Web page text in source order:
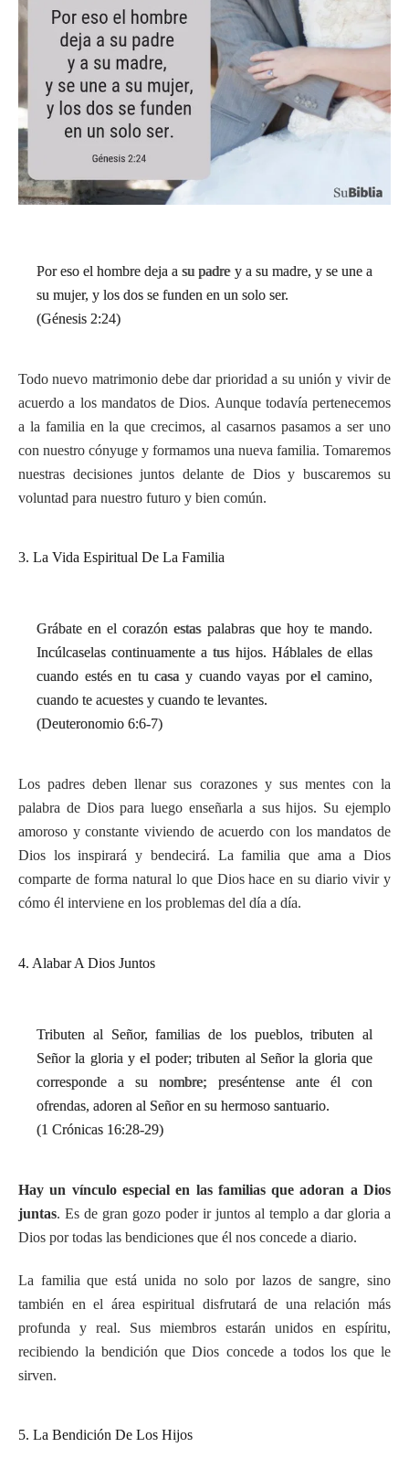
Por eso el hombre deja a su padre y a su madre, y se une a
su mujer, y los dos se funden en un solo ser.
(Génesis 2:24)
Todo nuevo matrimonio debe dar prioridad a su unión y vivir de
acuerdo a los mandatos de Dios. Aunque todavía pertenecemos
a la familia en la que crecimos, al casarnos pasamos a ser uno
con nuestro cónyuge y formamos una nueva familia. Tomaremos
nuestras decisiones juntos delante de Dios y buscaremos su
voluntad para nuestro futuro y bien común.
3. La Vida Espiritual De La Familia
Grábate en el corazón estas palabras que hoy te mando.
Incúlcaselas continuamente a tus hijos. Háblales de ellas
cuando estés en tu casa y cuando vayas por el camino,
cuando te acuestes y cuando te levantes.
(Deuteronomio 6:6-7)
Los padres deben llenar sus corazones y sus mentes con la
palabra de Dios para luego enseñarla a sus hijos. Su ejemplo
amoroso y constante viviendo de acuerdo con los mandatos de
Dios los inspirará y bendecirá. La familia que ama a Dios
comparte de forma natural lo que Dios hace en su diario vivir y
cómo él interviene en los problemas del día a día.
4. Alabar A Dios Juntos
Tributen al Señor, familias de los pueblos, tributen al
Señor la gloria y el poder; tributen al Señor la gloria que
corresponde a su nombre; preséntense ante él con
ofrendas, adoren al Señor en su hermoso santuario.
(1 Crónicas 16:28-29)
Hay un vínculo especial en las familias que adoran a Dios
juntas. Es de gran gozo poder ir juntos al templo a dar gloria a
Dios por todas las bendiciones que él nos concede a diario.
La familia que está unida no solo por lazos de sangre, sino
también en el área espiritual disfrutará de una relación más
profunda y real. Sus miembros estarán unidos en espíritu,
recibiendo la bendición que Dios concede a todos los que le
sirven.
5. La Bendición De Los Hijos